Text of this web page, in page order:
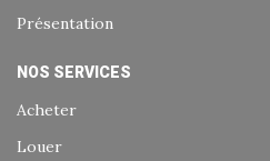
Présentation
NOS SERVICES
Acheter
Louer